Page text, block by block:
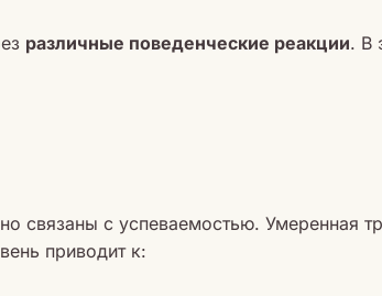
различные поведенческие реакции. В
связаны с успеваемостью. Умеренная
приводит к: